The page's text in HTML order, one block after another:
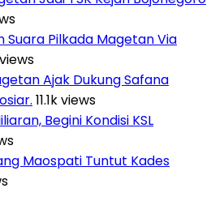
Suara Pilkada Magetan Via
Ajak Dukung Safana
11.1k views
Begini Kondisi KSL
Maospati Tuntut Kades